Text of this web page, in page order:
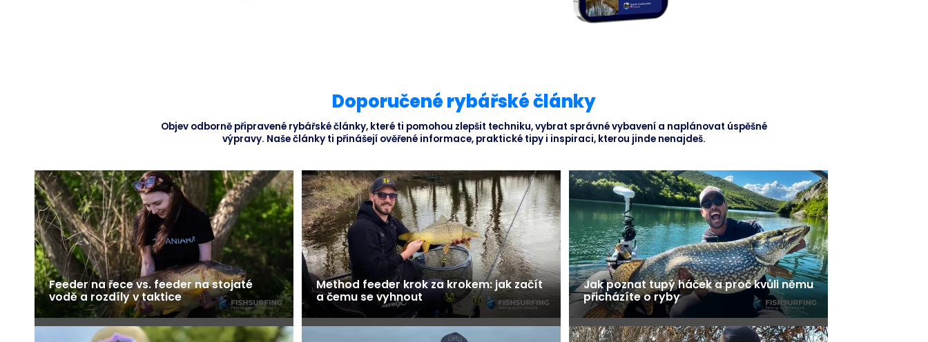
Doporučené rybářské články
Objev odborně připravené rybářské články, které ti pomohou zlepšit techniku, vybrat správné vybavení a naplánovat úspěšné
výpravy. Naše články ti přinášejí ověřené informace, praktické tipy i inspiraci, kterou jinde nenajdeš.
Feeder na řece vs. feeder na stojaté
vodě a rozdíly v taktice
Method feeder krok za krokem: jak začít
a čemu se vyhnout
Jak poznat tupý háček a proč kvůli němu
přicházíte o ryby